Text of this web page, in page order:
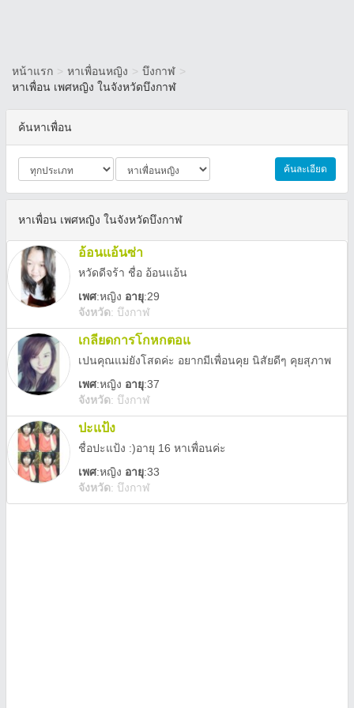
หน้าแรก > หาเพื่อนหญิง > บึงกาฬ >
หาเพื่อน เพศหญิง ในจังหวัดบึงกาฬ
ค้นหาเพื่อน
ค้นละเอียด
หาเพื่อน เพศหญิง ในจังหวัดบึงกาฬ
อ้อนแอ้นซ่า
หวัดดีจร้า ชื่่อ อ้อนแอ้น
เพศ:หญิง อายุ:29
จังหวัด: บึงกาฬ
เกลียดการโกหกตอแ
เปนคุณแม่ยังโสดค่ะ อยากมีเพื่อนคุย นิสัยดีๆ คุยสุภาพ
เพศ:หญิง อายุ:37
จังหวัด: บึงกาฬ
ปะแป้ง
ชื่อปะแป้ง :)อายุ 16 หาเพื่อนค่ะ
เพศ:หญิง อายุ:33
จังหวัด: บึงกาฬ